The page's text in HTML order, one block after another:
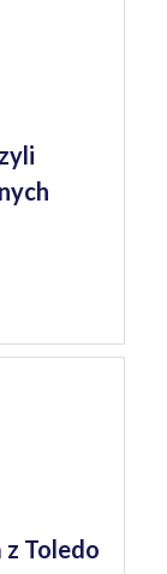
Toledo